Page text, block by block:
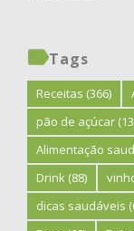
Tags
Receitas (366)
pão de açúcar
Alimentação
Drink (88)
dicas saudáveis